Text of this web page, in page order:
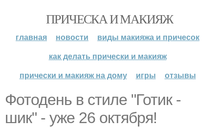
ПРИЧЕСКА И МАКИЯЖ
главная новости
виды макияжа и причесок
как делать прически и макияж
прически и макияж на дому
игры отзывы
Фотодень в стиле "Готик -
шик" - уже 26 октября!